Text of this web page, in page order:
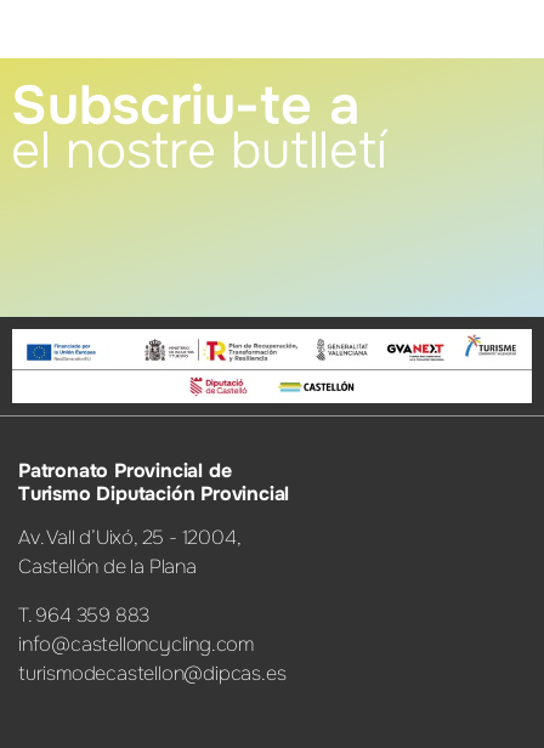
Subscriu-te a
el nostre butlletí
Patronato Provincial de
Turismo Diputación Provincial
Av. Vall d’Uixó, 25 - 12004,
Castellón de la Plana
T. 964 359 883
info@castelloncycling.com
turismodecastellon@dipcas.es